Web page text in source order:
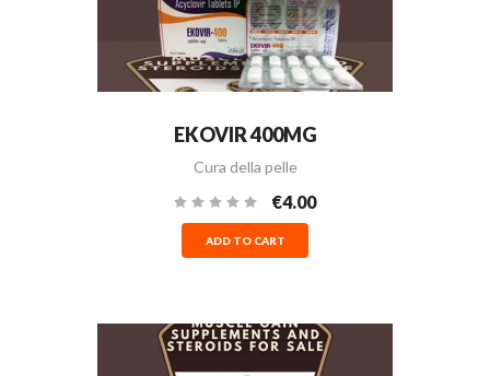
EKOVIR 400MG
Cura della pelle
€4.00
ADD TO CART